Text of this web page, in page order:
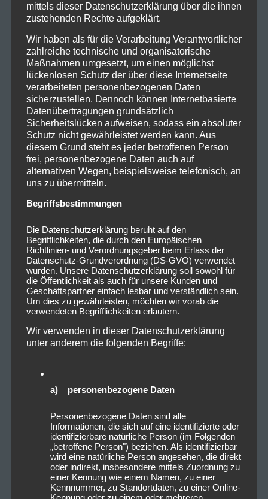
mittels dieser Datenschutzerklärung über die ihnen
zustehenden Rechte aufgeklärt.
Wir haben als für die Verarbeitung Verantwortlicher
zahlreiche technische und organisatorische
Maßnahmen umgesetzt, um einen möglichst
lückenlosen Schutz der über diese Internetseite
verarbeiteten personenbezogenen Daten
sicherzustellen. Dennoch können Internetbasierte
Datenübertragungen grundsätzlich
Sicherheitslücken aufweisen, sodass ein absoluter
Schutz nicht gewährleistet werden kann. Aus
diesem Grund steht es jeder betroffenen Person
frei, personenbezogene Daten auch auf
alternativen Wegen, beispielsweise telefonisch, an
uns zu übermitteln.
Begriffsbestimmungen
Die Datenschutzerklärung beruht auf den
Begrifflichkeiten, die durch den Europäischen
Richtlinien- und Verordnungsgeber beim Erlass der
Datenschutz-Grundverordnung (DS-GVO) verwendet
wurden. Unsere Datenschutzerklärung soll sowohl für
die Öffentlichkeit als auch für unsere Kunden und
Geschäftspartner einfach lesbar und verständlich sein.
Um dies zu gewährleisten, möchten wir vorab die
verwendeten Begrifflichkeiten erläutern.
Wir verwenden in dieser Datenschutzerklärung
unter anderem die folgenden Begriffe:
a) personenbezogene Daten
Personenbezogene Daten sind alle
Informationen, die sich auf eine identifizierte oder
identifizierbare natürliche Person (im Folgenden
„betroffene Person") beziehen. Als identifizierbar
wird eine natürliche Person angesehen, die direkt
oder indirekt, insbesondere mittels Zuordnung zu
einer Kennung wie einem Namen, zu einer
Kennnummer, zu Standortdaten, zu einer Online-